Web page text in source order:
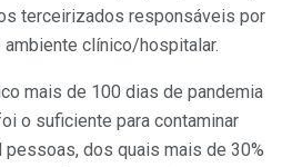
terceirizados responsáveis por
clínico/hospitalar.
mais de 100 dias de pandemia
o suficiente para contaminar
dos quais mais de 30%